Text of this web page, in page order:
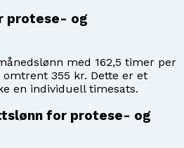
protese- og
med 162,5 timer per
355 kr. Dette er et
en individuell timesats.
for protese- og